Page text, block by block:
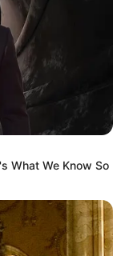
to feeling
What We Know So